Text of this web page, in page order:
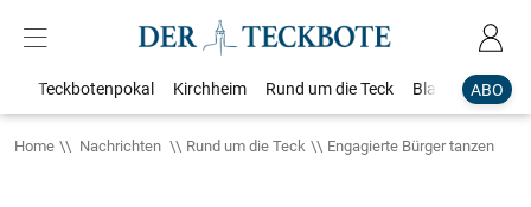
ABO
Teckbotenpokal Kirchheim Rund um die Teck Blaulicht
Home Nachrichten Rund um die Teck Engagierte Bürger tanzen